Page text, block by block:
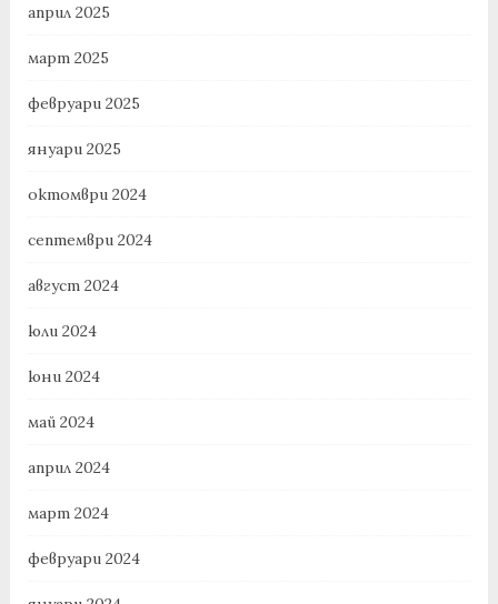
април 2025
март 2025
февруари 2025
януари 2025
октомври 2024
септември 2024
август 2024
юли 2024
юни 2024
май 2024
април 2024
март 2024
февруари 2024